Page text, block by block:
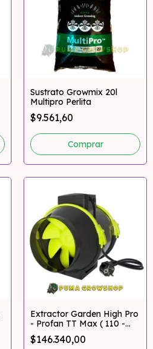
Sustrato Growmix 20l
Multipro Perlita
$9.561,60
Extractor Garden High Pro
- Profan TT Max ( 110 -
125)
$146.340,00